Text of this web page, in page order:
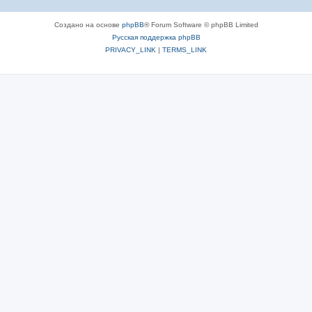
Создано на основе phpBB® Forum Software © phpBB Limited
Русская поддержка phpBB
PRIVACY_LINK | TERMS_LINK